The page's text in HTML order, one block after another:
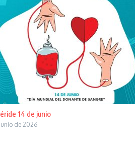
14 de junio
de 2026